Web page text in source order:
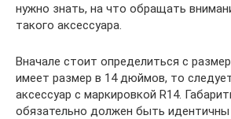
нужно знать, на что обращать
такого аксессуара.
Вначале стоит определиться с
имеет размер в 14 дюймов, то
аксессуар с маркировкой R14.
обязательно должен быть идентичны